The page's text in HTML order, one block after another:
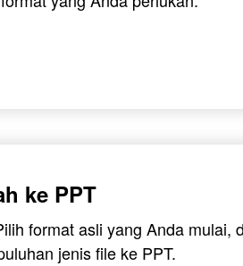
ke PPT
format asli yang Anda mulai,
jenis file ke PPT.